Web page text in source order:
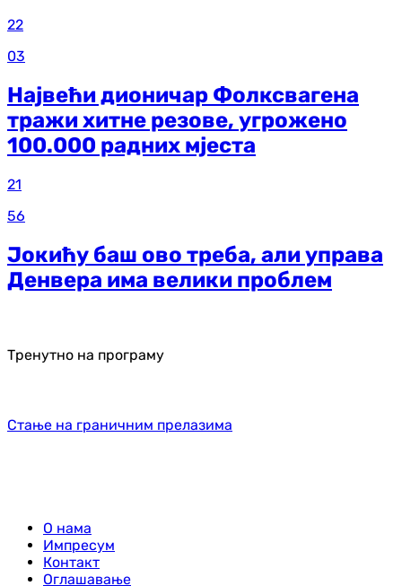
22
03
Највећи дионичар Фолксвагена
тражи хитне резове, угрожено
100.000 радних мјеста
21
56
Јокићу баш ово треба, али управа
Денвера има велики проблем
Тренутно на програму
Стање на граничним прелазима
О нама
Импресум
Контакт
Оглашавање